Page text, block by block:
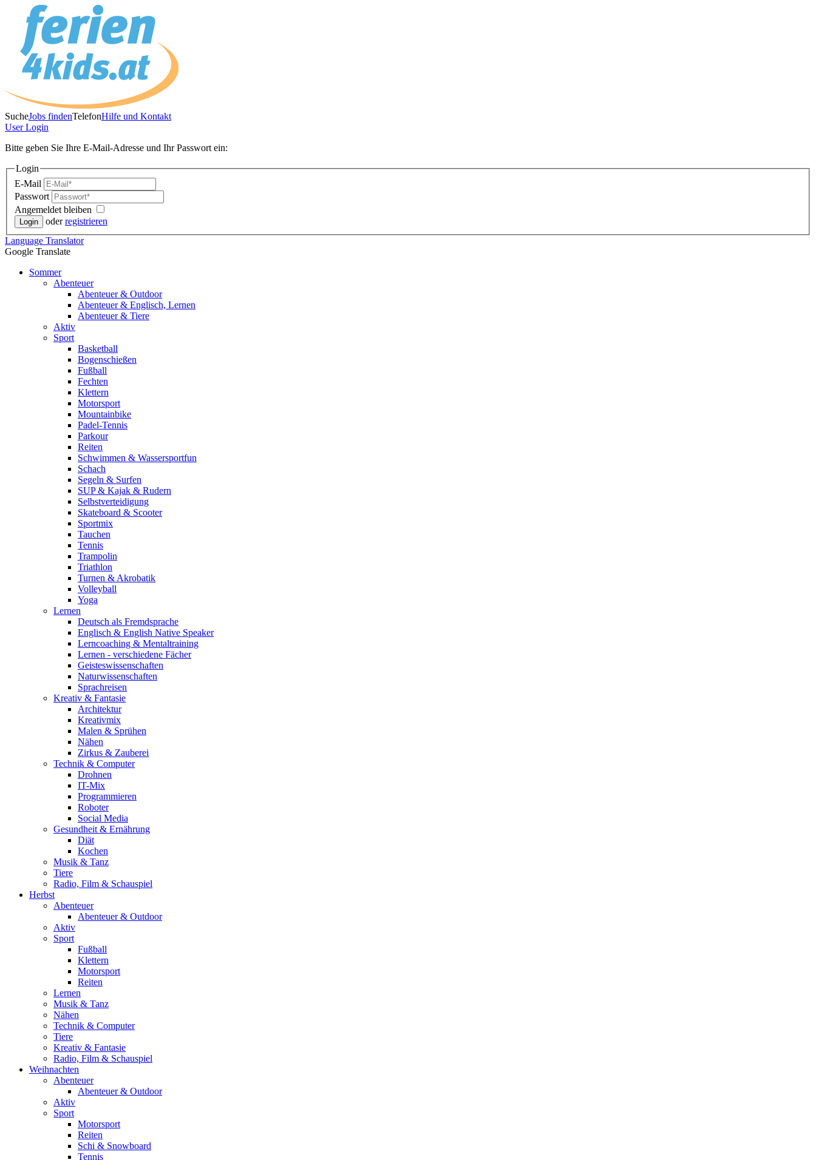
SucheJobs findenTelefonHilfe und Kontakt
UserLogin
Bitte geben Sie Ihre E-Mail-Adresse und Ihr Passwort ein:
Login
E-Mail
Passwort
Angemeldet bleiben
oderregistrieren
Language Translator
Google Translate
Sommer
Abenteuer
Abenteuer & Outdoor
Abenteuer & Englisch, Lernen
Abenteuer & Tiere
Aktiv
Sport
Basketball
Bogenschießen
Fußball
Fechten
Klettern
Motorsport
Mountainbike
Padel-Tennis
Parkour
Reiten
Schwimmen & Wassersportfun
Schach
Segeln & Surfen
SUP & Kajak & Rudern
Selbstverteidigung
Skateboard & Scooter
Sportmix
Tauchen
Tennis
Trampolin
Triathlon
Turnen & Akrobatik
Volleyball
Yoga
Lernen
Deutsch als Fremdsprache
Englisch & English Native Speaker
Lerncoaching & Mentaltraining
Lernen - verschiedene Fächer
Geisteswissenschaften
Naturwissenschaften
Sprachreisen
Kreativ & Fantasie
Architektur
Kreativmix
Malen & Sprühen
Nähen
Zirkus & Zauberei
Technik & Computer
Drohnen
IT-Mix
Programmieren
Roboter
Social Media
Gesundheit & Ernährung
Diät
Kochen
Musik & Tanz
Tiere
Radio, Film & Schauspiel
Herbst
Abenteuer
Abenteuer & Outdoor
Aktiv
Sport
Fußball
Klettern
Motorsport
Reiten
Lernen
Musik & Tanz
Nähen
Technik & Computer
Tiere
Kreativ & Fantasie
Radio, Film & Schauspiel
Weihnachten
Abenteuer
Abenteuer & Outdoor
Aktiv
Sport
Motorsport
Reiten
Schi & Snowboard
Tennis